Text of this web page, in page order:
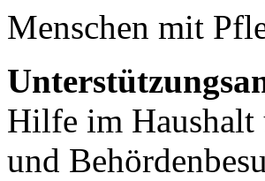
Menschen mit
Hilfe im
und